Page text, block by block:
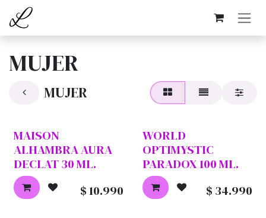
Ir al contenido
MUJER
MUJER
MAISON
ALHAMBRA AURA
DECLAT 30 ML.
$10.990
WORLD
OPTIMYSTIC
PARADOX 100 ML.
$ 34.990